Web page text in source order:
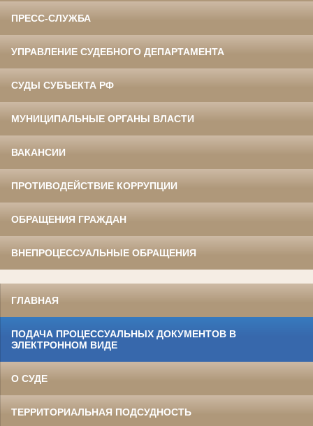
ПРЕСС-СЛУЖБА
УПРАВЛЕНИЕ СУДЕБНОГО ДЕПАРТАМЕНТА
СУДЫ СУБЪЕКТА РФ
МУНИЦИПАЛЬНЫЕ ОРГАНЫ ВЛАСТИ
ВАКАНСИИ
ПРОТИВОДЕЙСТВИЕ КОРРУПЦИИ
ОБРАЩЕНИЯ ГРАЖДАН
ВНЕПРОЦЕССУАЛЬНЫЕ ОБРАЩЕНИЯ
ГЛАВНАЯ
ПОДАЧА ПРОЦЕССУАЛЬНЫХ ДОКУМЕНТОВ В
ЭЛЕКТРОННОМ ВИДЕ
О СУДЕ
ТЕРРИТОРИАЛЬНАЯ ПОДСУДНОСТЬ